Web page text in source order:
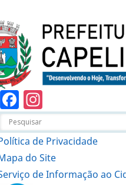
Facebook
de Privacidade
do Site
de Informação ao